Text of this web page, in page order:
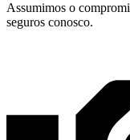
Assumimos o
seguros conosco.